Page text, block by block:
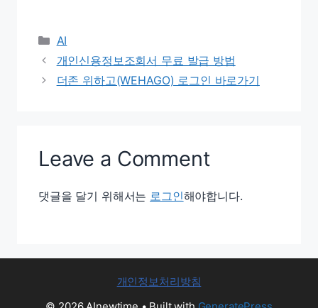
Categories
AI
개인신용정보조회서 무료 발급 방법
더존 위하고(WEHAGO) 로그인 바로가기
Leave a Comment
댓글을 달기 위해서는 로그인해야합니다.
개인정보처리방침